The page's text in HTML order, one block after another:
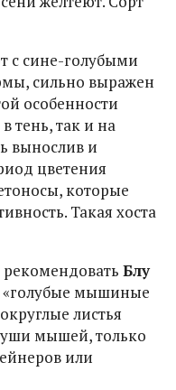
с сине-голубыми
сильно выражен
особенности
тень, так и на
вынослив и
цветения
которые
Такая хоста
Блу
«голубые мышиные
листья
мышей, только
или